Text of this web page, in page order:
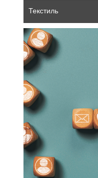
Текстиль
Свяжитесь с нами